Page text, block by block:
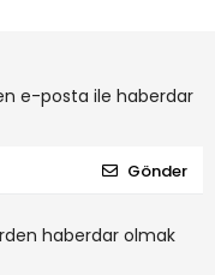
e-posta ile haberdar
Gönder
haberdar olmak